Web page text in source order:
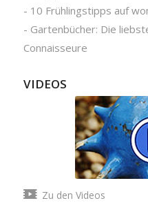
- 10 Frühlingstipps auf
- Gartenbücher: Die
Connaisseure
VIDEOS
Zu den Videos